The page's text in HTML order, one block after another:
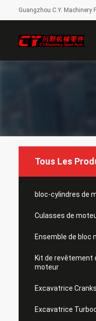
Guangzhou C.Y. Machinery
Tous Les
bloc-cylindres de
Culasses de
Ensemble de bloc
Kit de revêtement
moteur
Excavatrice
Excavatrice